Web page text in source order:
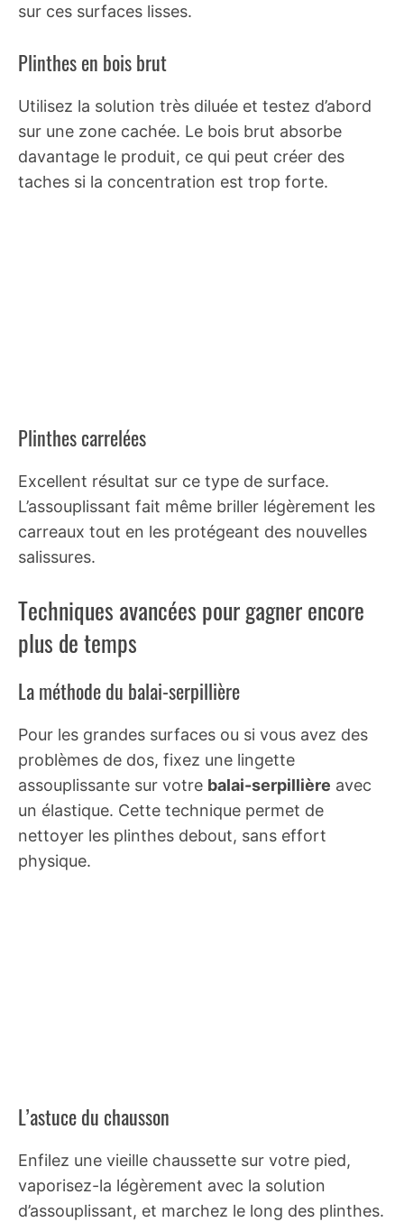
sur ces surfaces lisses.
Plinthes en bois brut
Utilisez la solution très diluée et testez d’abord
sur une zone cachée. Le bois brut absorbe
davantage le produit, ce qui peut créer des
taches si la concentration est trop forte.
Plinthes carrelées
Excellent résultat sur ce type de surface.
L’assouplissant fait même briller légèrement les
carreaux tout en les protégeant des nouvelles
salissures.
Techniques avancées pour gagner encore
plus de temps
La méthode du balai-serpillière
Pour les grandes surfaces ou si vous avez des
problèmes de dos, fixez une lingette
assouplissante sur votre balai-serpillière avec
un élastique. Cette technique permet de
nettoyer les plinthes debout, sans effort
physique.
L’astuce du chausson
Enfilez une vieille chaussette sur votre pied,
vaporisez-la légèrement avec la solution
d’assouplissant, et marchez le long des plinthes.